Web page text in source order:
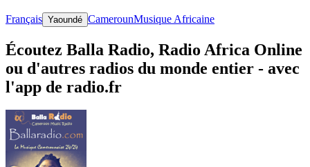
Français Yaoundé CamerounMusique Africaine
Écoutez Balla Radio, Radio Africa Online
ou d'autres radios du monde entier - avec
l'app de radio.fr